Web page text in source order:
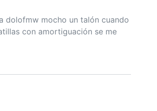
dolofmw mocho un talón cuando
con amortiguación se me